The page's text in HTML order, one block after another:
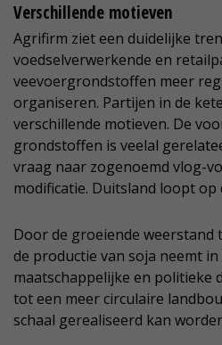
Verschillende motieven
Agrifirm ziet een duidelijke
voedselverwerkende en
veevoergrondstoffen meer
organiseren. Partijen in de
verschillende motieven. De
grondstoffen is veelal
vraag naar zogenoemd vlog-
modificatie. Duitsland loopt
Door de groeiende
de productie van soja neemt in
maatschappelijke en politieke
tot een meer circulaire
schaal gerealiseerd kan